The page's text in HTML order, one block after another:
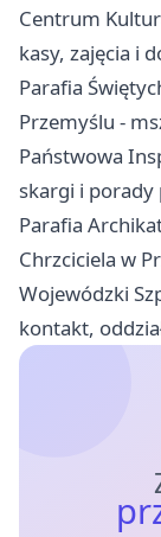
Centrum
kasy, zajęcia i
Parafia
Przemyślu -
Państwowa
skargi i porady
Parafia
Chrzciciela w
Wojewódzki
kontakt,